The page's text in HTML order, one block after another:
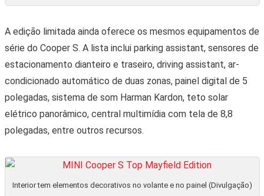
A edição limitada ainda oferece os mesmos equipamentos de
série do Cooper S. A lista inclui parking assistant, sensores de
estacionamento dianteiro e traseiro, driving assistant, ar-
condicionado automático de duas zonas, painel digital de 5
polegadas, sistema de som Harman Kardon, teto solar
elétrico panorâmico, central multimídia com tela de 8,8
polegadas, entre outros recursos.
Interior tem elementos decorativos no volante e no painel (Divulgação)